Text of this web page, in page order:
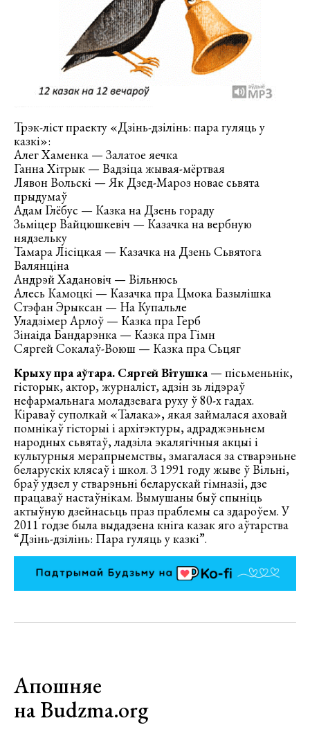
Трэк-ліст праекту «Дзінь-дзілінь: пара гуляць у
казкі»:
Алег Хаменка — Залатое яечка
Ганна Хітрык — Вадзіца жывая-мёртвая
Лявон Вольскі — Як Дзед-Мароз новае сьвята
прыдумаў
Адам Глёбус — Казка на Дзень гораду
Зьміцер Вайцюшкевіч — Казачка на вербную
нядзельку
Тамара Лісіцкая — Казачка на Дзень Сьвятога
Валянціна
Андрэй Хадановіч — Вільнюсь
Алесь Камоцкі — Казачка пра Цмока Базылішка
Стэфан Эрыксан — На Купальле
Уладзімер Арлоў — Казка пра Герб
Зінаіда Бандарэнка — Казка пра Гімн
Сяргей Сокалаў-Воюш — Казка пра Сьцяг
Крыху пра аўтара. Сяргей Вітушка— пісьменьнік,
гісторык, актор, журналіст, адзін зь лідэраў
нефармальнага моладзевага руху ў 80-х гадах.
Кіраваў суполкай «Талака», якая займалася аховай
помнікаў гісторыі і архітэктуры, адраджэньнем
народных сьвятаў, ладзіла экалягічныя акцыі і
культурныя мерапрыемствы, змагалася за стварэньне
беларускіх клясаў і школ. З 1991 году жыве ў Вільні,
браў удзел у стварэньні беларускай гімназіі, дзе
працаваў настаўнікам. Вымушаны быў спыніць
актыўную дзейнасьць праз праблемы са здароўем. У
2011 годзе была выдадзена кніга казак яго аўтарства
“Дзінь-дзілінь: Пара гуляць у казкі”.
Апошняе
на Budzma.org